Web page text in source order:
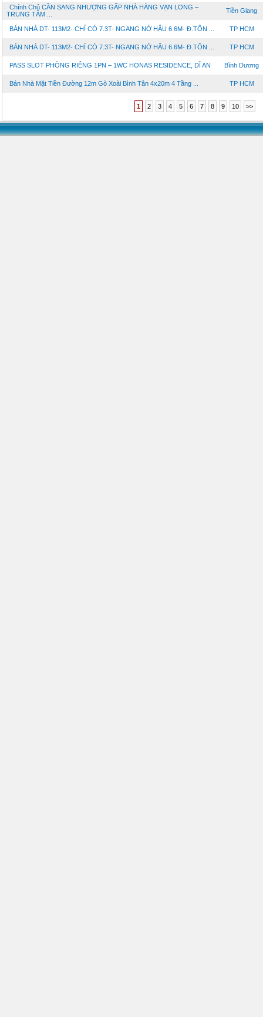
Chính Chủ CẦN SANG NHƯỢNG GẤP NHÀ HÀNG VẠN LONG –
TRUNG TÂM ...
Tiền Giang
BÁN NHÀ DT- 113M2- CHỈ CÓ 7.3T- NGANG NỞ HẬU 6.6M- Đ.TÔN ... TP HCM
BÁN NHÀ DT- 113M2- CHỈ CÓ 7.3T- NGANG NỞ HẬU 6.6M- Đ.TÔN ... TP HCM
PASS SLOT PHÒNG RIÊNG 1PN – 1WC HONAS RESIDENCE, DĨ AN Bình Dương
Bán Nhà Mặt Tiền Đường 12m Gò Xoài Bình Tân 4x20m 4 Tầng ... TP HCM
1 2 3 4 5 6 7 8 9 10 >>